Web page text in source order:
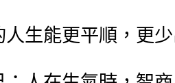
人生能更平順，更